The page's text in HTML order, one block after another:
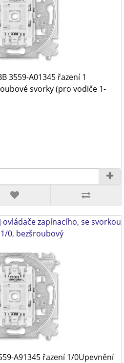
3559-A01345 řazení 1
svorky (pro vodiče 1-
zapínacího, se svorkou
0, bezšroubový
A91345 řazení 1/0Upevnění